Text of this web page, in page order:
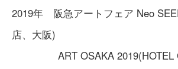
2019年 阪急アートフェア Neo
店、大阪)
ART OSAKA 2019(HOTEL